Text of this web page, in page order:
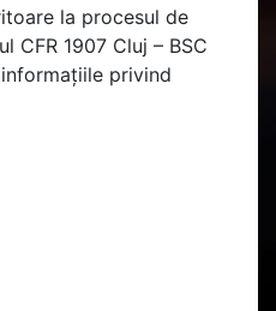
la procesul de
CFR 1907 Cluj – BSC
privind